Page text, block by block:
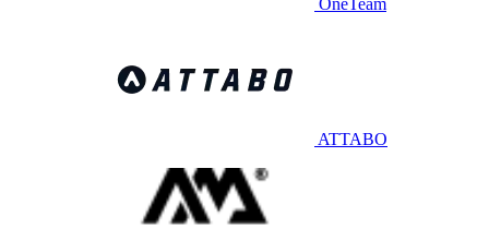
OneTeam
ATTABO